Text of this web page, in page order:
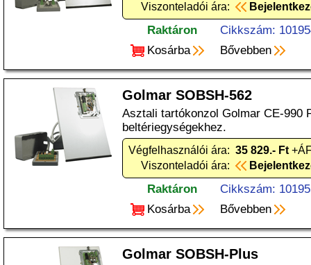
Viszonteladói ára:
Raktáron
Cikkszám:
Kosárba
Bővebben
Golmar SOBSH-562
Asztali tartókonzol Golmar CE-990
beltériegységekhez.
Végfelhasználói ára: 35 829.- Ft
Viszonteladói ára:
Raktáron
Cikkszám:
Kosárba
Bővebben
Golmar SOBSH-Plus